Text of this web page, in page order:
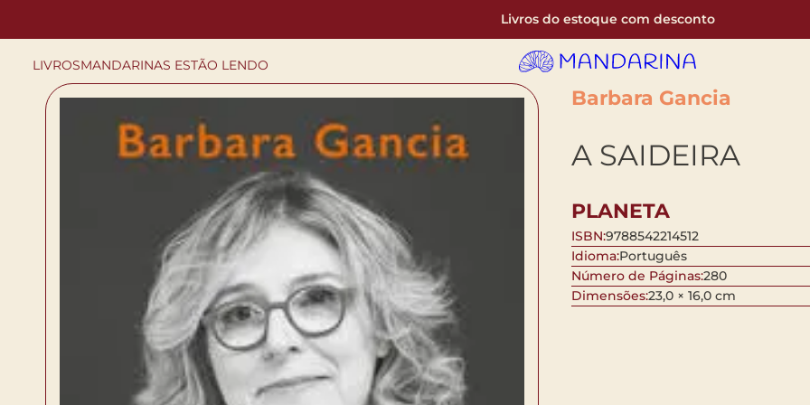
Livros do estoque com desconto
LIVROSMANDARINAS ESTÃO LENDO
Barbara Gancia
A SAIDEIRA
PLANETA
ISBN:9788542214512
Idioma:Português
Número de Páginas:280
Dimensões:23,0 × 16,0 cm